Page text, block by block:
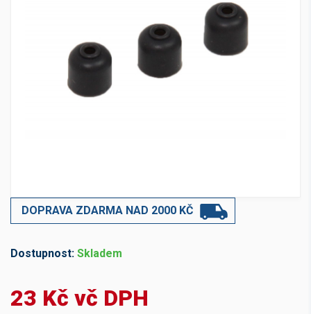
DOPRAVA ZDARMA NAD 2000 KČ
Dostupnost: Skladem
23 Kč vč DPH